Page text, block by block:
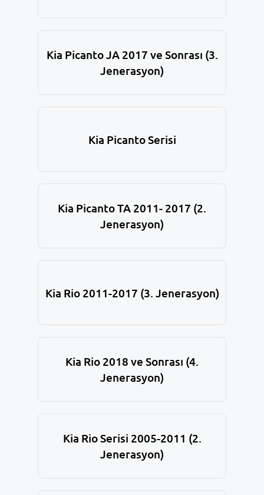
Kia Picanto JA 2017 ve Sonrası (3.
Jenerasyon)
Kia Picanto Serisi
Kia Picanto TA 2011- 2017 (2.
Jenerasyon)
Kia Rio 2011-2017 (3. Jenerasyon)
Kia Rio 2018 ve Sonrası (4.
Jenerasyon)
Kia Rio Serisi 2005-2011 (2.
Jenerasyon)